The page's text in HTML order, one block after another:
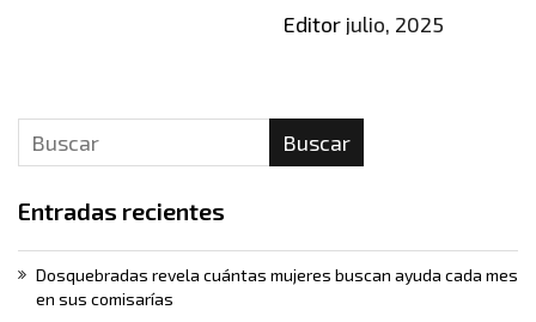
Editorjulio, 2025
Buscar
Entradas recientes
Dosquebradas revela cuántas mujeres buscan ayuda cada mes
en sus comisarías